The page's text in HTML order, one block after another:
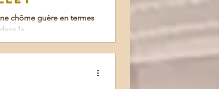
chôme guère en termes
la...